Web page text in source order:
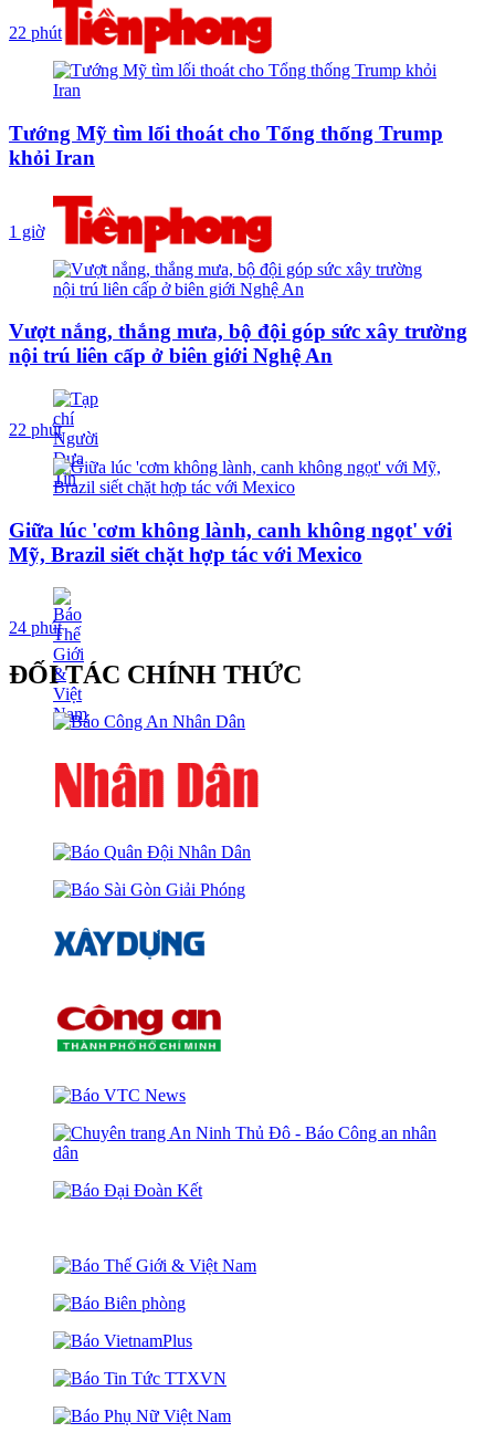
22 phút
Tướng Mỹ tìm lối thoát cho Tổng thống Trump
khỏi Iran
1 giờ
Vượt nắng, thắng mưa, bộ đội góp sức xây trường
nội trú liên cấp ở biên giới Nghệ An
22 phút
Giữa lúc 'cơm không lành, canh không ngọt' với
Mỹ, Brazil siết chặt hợp tác với Mexico
24 phút
ĐỐI TÁC CHÍNH THỨC